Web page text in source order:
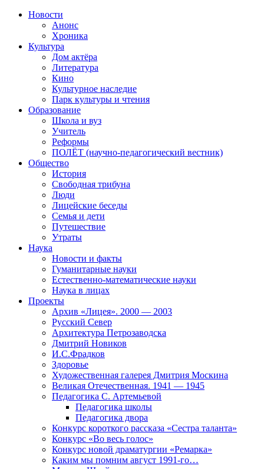
Новости
Анонс
Хроника
Культура
Дом актёра
Литература
Кино
Культурное наследие
Парк культуры и чтения
Образование
Школа и вуз
Учитель
Реформы
ПОЛЁТ (научно-педагогический вестник)
Общество
История
Свободная трибуна
Люди
Лицейские беседы
Семья и дети
Путешествие
Утраты
Наука
Новости и факты
Гуманитарные науки
Естественно-математические науки
Наука в лицах
Проекты
Архив «Лицея». 2000 — 2003
Русский Север
Архитектура Петрозаводска
Дмитрий Новиков
И.С.Фрадков
Здоровье
Художественная галерея Дмитрия Москина
Великая Отечественная. 1941 — 1945
Педагогика С. Артемьевой
Педагогика школы
Педагогика двора
Конкурс короткого рассказа «Сестра таланта»
Конкурс «Во весь голос»
Конкурс новой драматургии «Ремарка»
Каким мы помним август 1991-го…